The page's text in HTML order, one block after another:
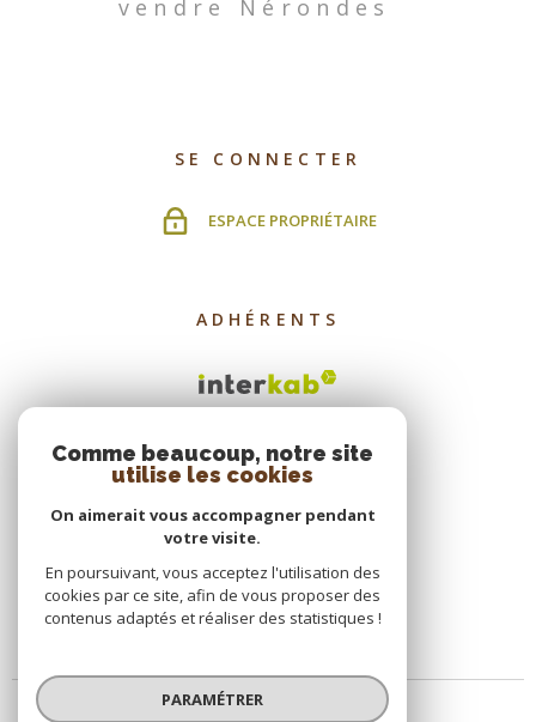
vendre Nérondes
SE CONNECTER
ESPACE PROPRIÉTAIRE
ADHÉRENTS
Comme beaucoup, notre site
utilise les cookies
On aimerait vous accompagner pendant
votre visite.
En poursuivant, vous acceptez l'utilisation des
cookies par ce site, afin de vous proposer des
contenus adaptés et réaliser des statistiques !
PARAMÉTRER